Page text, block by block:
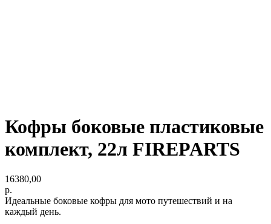
Кофры боковые пластиковые
комплект, 22л FIREPARTS
16380,00
р.
Идеальные боковые кофры для мото путешествий и на
каждый день.